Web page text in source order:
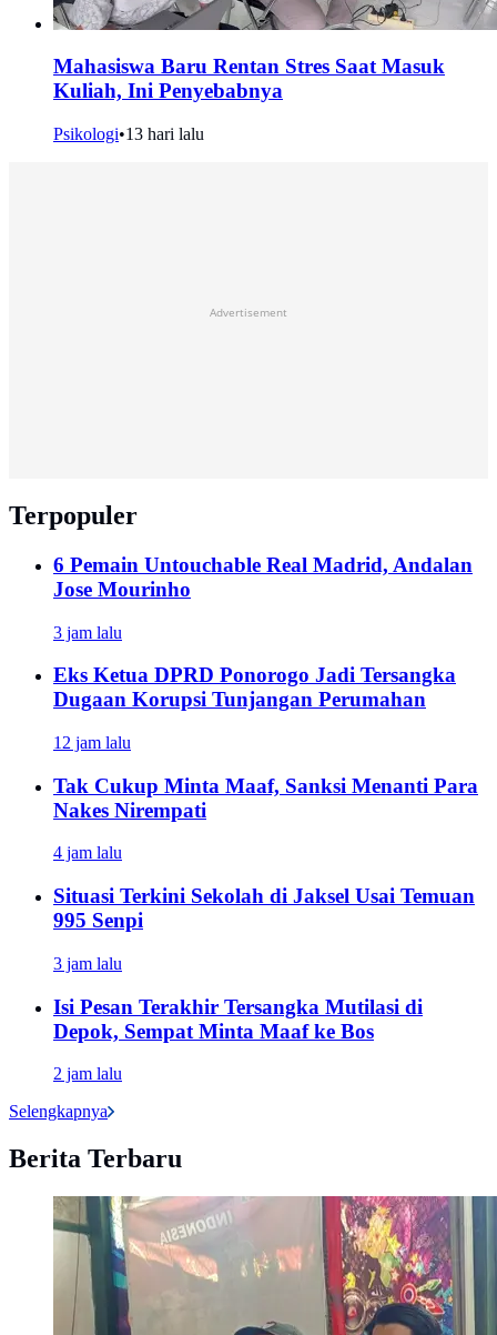
Mahasiswa Baru Rentan Stres Saat Masuk
Kuliah, Ini Penyebabnya
Psikologi•13 hari lalu
Advertisement
Terpopuler
6 Pemain Untouchable Real Madrid, Andalan
Jose Mourinho
3 jam lalu
Eks Ketua DPRD Ponorogo Jadi Tersangka
Dugaan Korupsi Tunjangan Perumahan
12 jam lalu
Tak Cukup Minta Maaf, Sanksi Menanti Para
Nakes Nirempati
4 jam lalu
Situasi Terkini Sekolah di Jaksel Usai Temuan
995 Senpi
3 jam lalu
Isi Pesan Terakhir Tersangka Mutilasi di
Depok, Sempat Minta Maaf ke Bos
2 jam lalu
Selengkapnya
Berita Terbaru